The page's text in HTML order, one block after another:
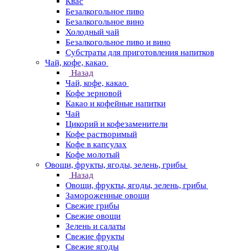
Безалкогольное пиво
Безалкогольное вино
Холодный чай
Безалкогольное пиво и вино
Субстраты для приготовления напитков
Чай, кофе, какао
Назад
Чай, кофе, какао
Кофе зерновой
Какао и кофейные напитки
Чай
Цикорий и кофезаменители
Кофе растворимый
Кофе в капсулах
Кофе молотый
Овощи, фрукты, ягоды, зелень, грибы
Назад
Овощи, фрукты, ягоды, зелень, грибы
Замороженные овощи
Свежие грибы
Свежие овощи
Зелень и салаты
Свежие фрукты
Свежие ягоды